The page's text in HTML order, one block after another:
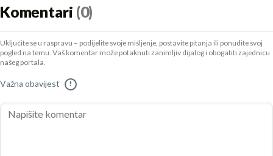
Komentari (0)
Uključite se u raspravu – podijelite svoje mišljenje, postavite pitanja ili ponudite svoj
pogled na temu. Vaš komentar može potaknuti zanimljiv dijalog i obogatiti zajednicu
našeg portala.
Važna obavijest !